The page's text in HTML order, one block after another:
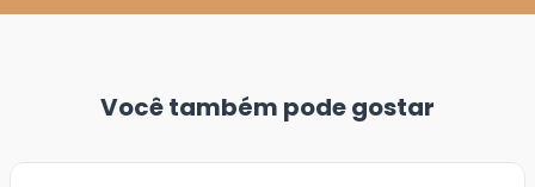
Você também pode gostar